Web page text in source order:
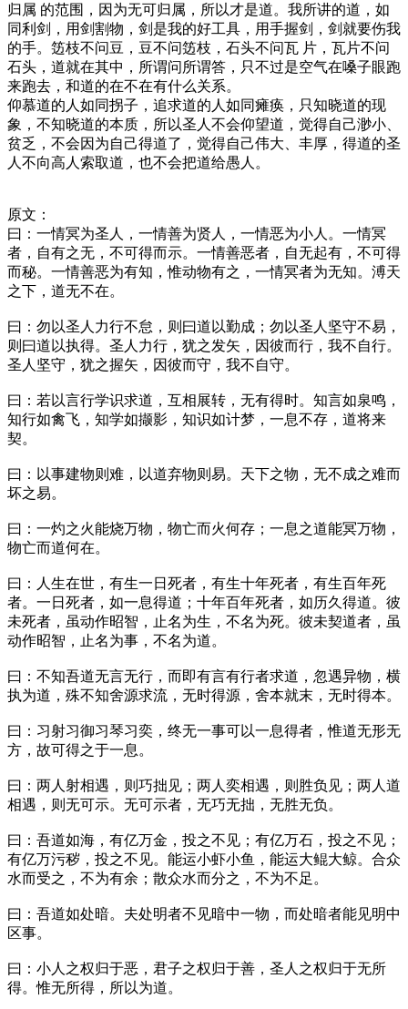
归属 的范围，因为无可归属，所以才是道。我所讲的道，如
同利剑，用剑割物，剑是我的好工具，用手握剑，剑就要伤我
的手。笾枝不问豆，豆不问笾枝，石头不问瓦 片，瓦片不问
石头，道就在其中，所谓问所谓答，只不过是空气在嗓子眼跑
来跑去，和道的在不在有什么关系。
仰慕道的人如同拐子，追求道的人如同瘫痪，只知晓道的现
象，不知晓道的本质，所以圣人不会仰望道，觉得自己渺小、
贫乏，不会因为自己得道了，觉得自己伟大、丰厚，得道的圣
人不向高人索取道，也不会把道给愚人。
原文：
曰：一情冥为圣人，一情善为贤人，一情恶为小人。一情冥
者，自有之无，不可得而示。一情善恶者，自无起有，不可得
而秘。一情善恶为有知，惟动物有之，一情冥者为无知。溥天
之下，道无不在。
曰：勿以圣人力行不怠，则曰道以勤成；勿以圣人坚守不易，
则曰道以执得。圣人力行，犹之发矢，因彼而行，我不自行。
圣人坚守，犹之握矢，因彼而守，我不自守。
曰：若以言行学识求道，互相展转，无有得时。知言如泉鸣，
知行如禽飞，知学如撷影，知识如计梦，一息不存，道将来
契。
曰：以事建物则难，以道弃物则易。天下之物，无不成之难而
坏之易。
曰：一灼之火能烧万物，物亡而火何存；一息之道能冥万物，
物亡而道何在。
曰：人生在世，有生一日死者，有生十年死者，有生百年死
者。一日死者，如一息得道；十年百年死者，如历久得道。彼
未死者，虽动作昭智，止名为生，不名为死。彼未契道者，虽
动作昭智，止名为事，不名为道。
曰：不知吾道无言无行，而即有言有行者求道，忽遇异物，横
执为道，殊不知舍源求流，无时得源，舍本就末，无时得本。
曰：习射习御习琴习奕，终无一事可以一息得者，惟道无形无
方，故可得之于一息。
曰：两人射相遇，则巧拙见；两人奕相遇，则胜负见；两人道
相遇，则无可示。无可示者，无巧无拙，无胜无负。
曰：吾道如海，有亿万金，投之不见；有亿万石，投之不见；
有亿万污秽，投之不见。能运小虾小鱼，能运大鲲大鲸。合众
水而受之，不为有余；散众水而分之，不为不足。
曰：吾道如处暗。夫处明者不见暗中一物，而处暗者能见明中
区事。
曰：小人之权归于恶，君子之权归于善，圣人之权归于无所
得。惟无所得，所以为道。